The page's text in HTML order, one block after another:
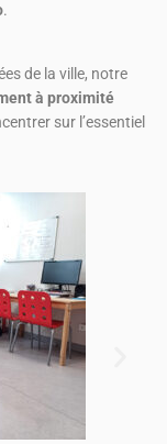
.
de la ville, notre
à proximité
sur l’essentiel